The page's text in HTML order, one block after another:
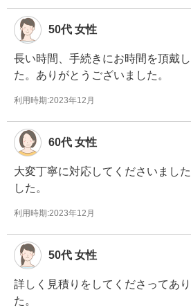
50代 女性
長い時間、手続きにお時間を頂戴
た。ありがとうございました。
利用時期:2023年12月
60代 女性
大変丁寧に対応してくださいまし
した。
利用時期:2023年12月
50代 女性
詳しく見積りをしてくださってあ
た。